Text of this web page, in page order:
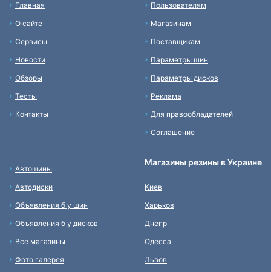
Главная
О сайте
Сервисы
Новости
Обзоры
Тесты
Контакты
Пользователям
Магазинам
Поставщикам
Параметры шин
Параметры дисков
Реклама
Для правообладателей
Соглашение
Автошины
Автодиски
Объявления б у шин
Объявления б у дисков
Все магазины
Фото галерея
Магазины резины в Украине
Киев
Харьков
Днепр
Одесса
Львов